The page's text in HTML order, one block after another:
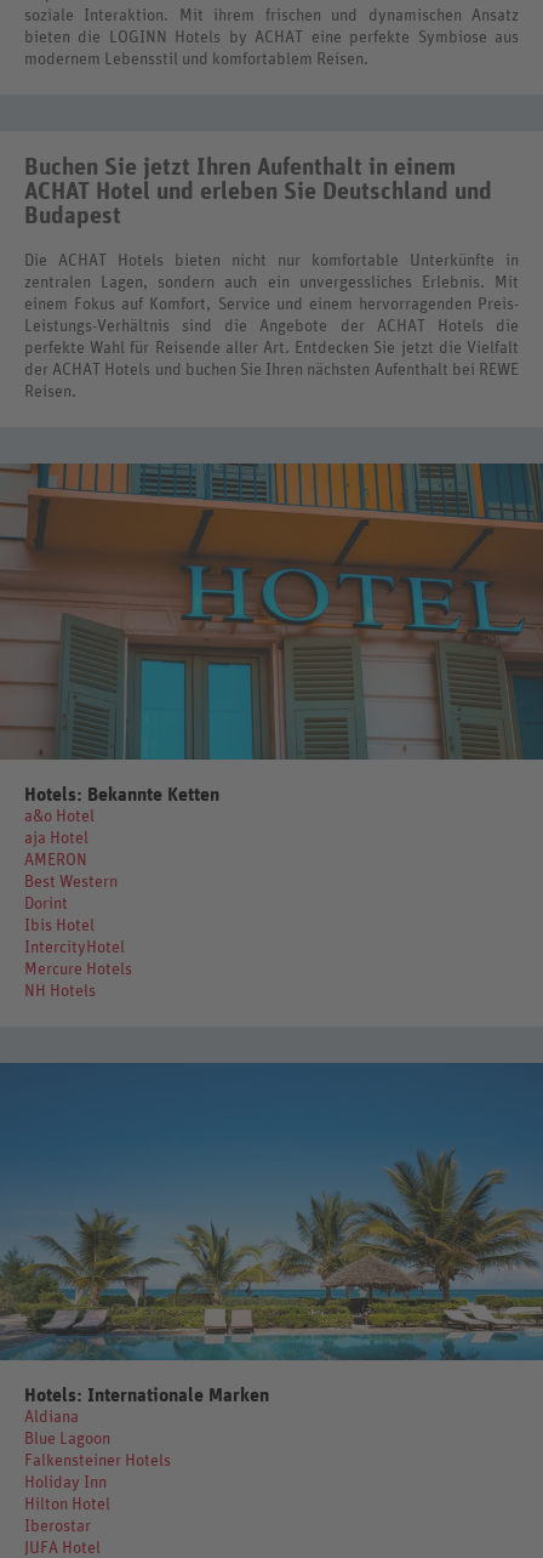
soziale Interaktion. Mit ihrem frischen und dynamischen Ansatz
bieten die LOGINN Hotels by ACHAT eine perfekte Symbiose aus
modernem Lebensstil und komfortablem Reisen.
Buchen Sie jetzt Ihren Aufenthalt in einem
ACHAT Hotel und erleben Sie Deutschland und
Budapest
Die ACHAT Hotels bieten nicht nur komfortable Unterkünfte in
zentralen Lagen, sondern auch ein unvergessliches Erlebnis. Mit
einem Fokus auf Komfort, Service und einem hervorragenden Preis-
Leistungs-Verhältnis sind die Angebote der ACHAT Hotels die
perfekte Wahl für Reisende aller Art. Entdecken Sie jetzt die Vielfalt
der ACHAT Hotels und buchen Sie Ihren nächsten Aufenthalt bei REWE
Reisen.
Hotels: Bekannte Ketten
a&o Hotel
aja Hotel
AMERON
Best Western
Dorint
Ibis Hotel
IntercityHotel
Mercure Hotels
NH Hotels
Hotels: Internationale Marken
Aldiana
Blue Lagoon
Falkensteiner Hotels
Holiday Inn
Hilton Hotel
Iberostar
JUFA Hotel